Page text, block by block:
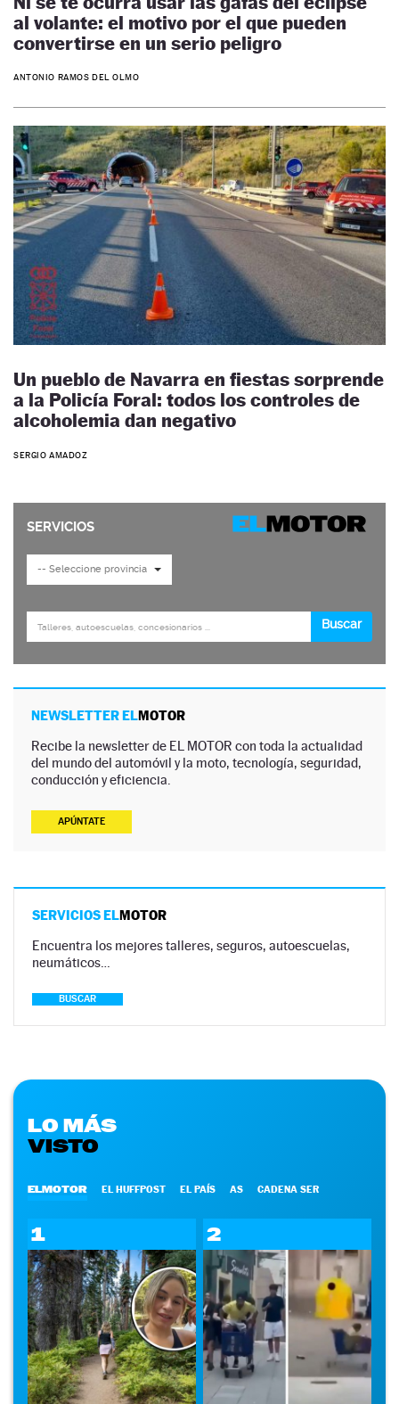
al volante: el motivo por el que pueden
convertirse en un serio peligro
ANTONIO RAMOS DEL OLMO
Un pueblo de Navarra en fiestas sorprende
a la Policía Foral: todos los controles de
alcoholemia dan negativo
SERGIO AMADOZ
NEWSLETTER ELMOTOR
Recibe la newsletter de EL MOTOR con toda la actualidad
del mundo del automóvil y la moto, tecnología, seguridad,
conducción y eficiencia.
APÚNTATE
SERVICIOS ELMOTOR
Encuentra los mejores talleres, seguros, autoescuelas,
neumáticos…
BUSCAR
LO MÁS
VISTO
ELMOTOR EL HUFFPOST EL PAÍS AS CADENA SER
1 2